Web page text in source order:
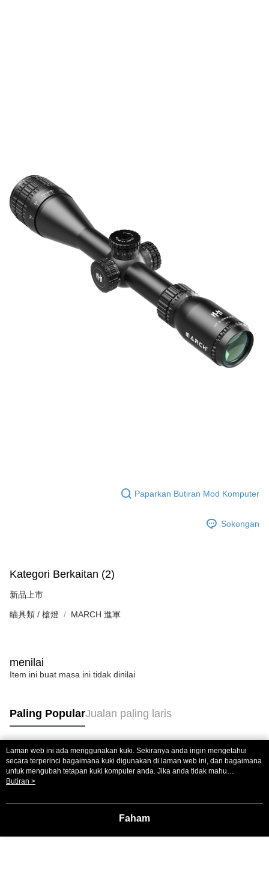
Paparkan Butiran Mod Komputer
Sokongan
Kategori Berkaitan (2)
新品上市
瞄具類 / 槍燈 MARCH 進軍
menilai
Item ini buat masa ini tidak dinilai
Paling PopularJualan paling laris
Tag Popular
Laman web ini ada menggunakan kuki. Sekiranya anda ingin mengetahui
secara terperinci bagaimana kuki digunakan di laman web ini, dan bagaimana
untuk mengubah tetapan kuki komputer anda. Jika anda tidak mahu
menggunakan kuki di komputer anda, sila rujuk penerangan mengenai kuki.
mengetahui secara terperinci bagaimana kuki digunakan di laman web ini,
mahu menggunakan kuki di komputer anda, sila rujuk penerangan mengenai
Butiran >
Faham